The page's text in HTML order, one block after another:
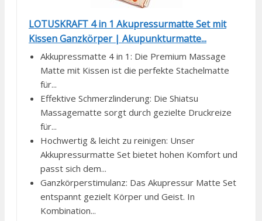
LOTUSKRAFT 4 in 1 Akupressurmatte Set mit
Kissen Ganzkörper | Akupunkturmatte...
Akkupressmatte 4 in 1: Die Premium Massage
Matte mit Kissen ist die perfekte Stachelmatte
für...
Effektive Schmerzlinderung: Die Shiatsu
Massagematte sorgt durch gezielte Druckreize
für...
Hochwertig & leicht zu reinigen: Unser
Akkupressurmatte Set bietet hohen Komfort und
passt sich dem...
Ganzkörperstimulanz: Das Akupressur Matte Set
entspannt gezielt Körper und Geist. In
Kombination...